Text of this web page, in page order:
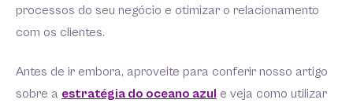
processos do seu negócio e otimizar o relacionamento
com os clientes.
Antes de ir embora, aproveite para conferir nosso artigo
sobre a estratégia do oceano azul e veja como utilizar